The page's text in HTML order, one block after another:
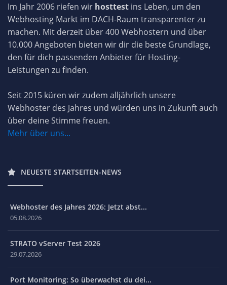
Im Jahr 2006 riefen wir hosttest ins Leben, um den
Webhosting Markt im DACH-Raum transparenter zu
machen. Mit derzeit über 400 Webhostern und über
10.000 Angeboten bieten wir dir die beste Grundlage,
den für dich passenden Anbieter für Hosting-
Leistungen zu finden.
Seit 2015 küren wir zudem alljährlich unsere
Webhoster des Jahres und würden uns in Zukunft auch
über deine Stimme freuen.
Mehr über uns...
NEUESTE STARTSEITEN-NEWS
Webhoster des Jahres 2026: Jetzt abst...
05.08.2026
STRATO vServer Test 2026
29.07.2026
Port Monitoring: So überwachst du dei...